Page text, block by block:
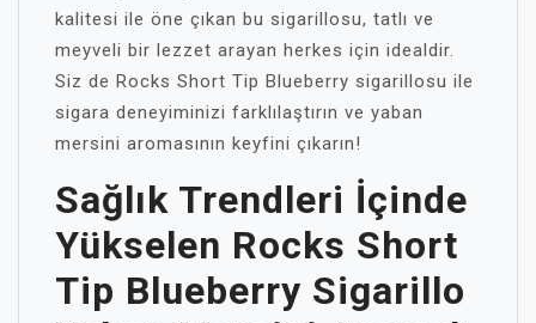
kalitesi ile öne çıkan bu sigarillosu, tatlı ve
meyveli bir lezzet arayan herkes için idealdir.
Siz de Rocks Short Tip Blueberry sigarillosu ile
sigara deneyiminizi farklılaştırın ve yaban
mersini aromasının keyfini çıkarın!
Sağlık Trendleri İçinde
Yükselen Rocks Short
Tip Blueberry Sigarillo